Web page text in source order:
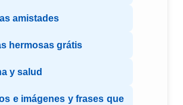
amistades
hermosas grátis
y salud
e imágenes y frases que